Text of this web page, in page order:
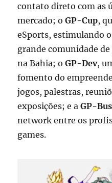
contato direto com as
mercado; oGP-Cup,
eSports, estimulando
grande comunidade
na Bahia; oGP-Dev,
fomento do
jogos, palestras,
exposições; e aGP-
network entre os
games.